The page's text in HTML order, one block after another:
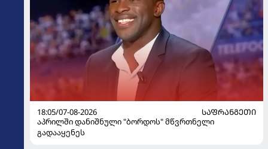
18:05/07-08-2026
ᲡᲐᲤᲠᲐᲜᲒᲔᲗᲘ
აპრილში დანიშნული "ბორდოს" მწვრთნელი
გადააყენეს